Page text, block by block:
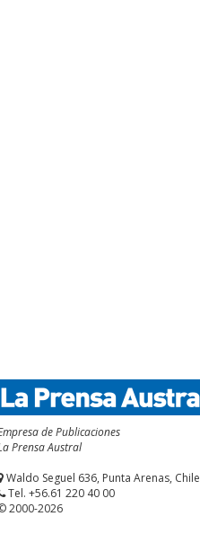
de Publicaciones
Prensa Austral
Waldo Seguel 636, Punta Arenas, Chile
Tel. +56.61 220 40 00
2000-2026